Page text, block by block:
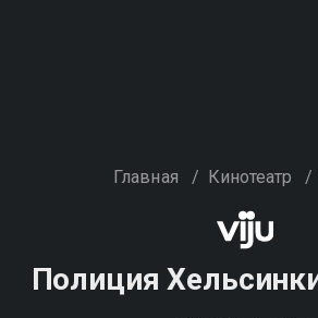
Главная / Кинотеатр /
Полиция